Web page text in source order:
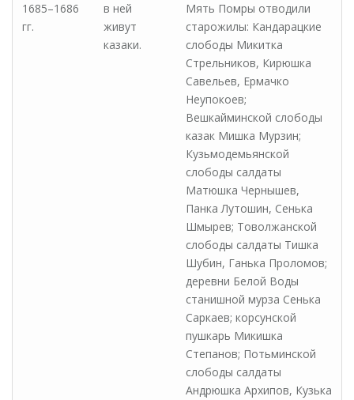
1685–1686
гг.
в ней
живут
казаки.
Мять Помры отводили
старожилы: Кандарацкие
слободы Микитка
Стрельников, Кирюшка
Савельев, Ермачко
Неупокоев;
Вешкайминской слободы
казак Мишка Мурзин;
Кузьмодемьянской
слободы салдаты
Матюшка Чернышев,
Панка Лутошин, Сенька
Шмырев; Товолжанской
слободы салдаты Тишка
Шубин, Ганька Проломов;
деревни Белой Воды
станишной мурза Сенька
Саркаев; корсунской
пушкарь Микишка
Степанов; Потьминской
слободы салдаты
Андрюшка Архипов, Кузька